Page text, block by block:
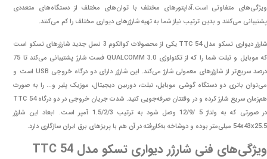
ویژگی‌های متفاوتی است.آداپتورهای مختلف با توان‌های مختلف از دستگاه‌های متعددی
پشتیبانی می‌کنند و بدین ترتیب نیاز شما به تهیه شارژرهای دیواری مختلف را کم می‌کنند.
شارژر دیواری تسکو مدل TTC 54
یکی از محصولات کوالکوم 3 نسل جدید شارژرهای تسکو است
که موبایل و تبلت شما را که از تکنولوژی QUALCOMM 3.0 فست شارژ پشتیبانی می‌کند تا 75
درصد سریع‌تر از شارژرهای معمولی شارژ می‌کند. این شارژر دارای دو درگاه خروجی USB است و
می‌توان باتری دو دستگاه گوشی موبایل، تبلت، دوربین دیجیتال، موزیک ‌پلیر و… را به صورت
هم‌زمان سریع شارژ کرده و در وقتتان صرفه‌جویی کنید. شدت جریان خروجی در دو درگاه TTC 54
در صورتی که به ولتاژ 5 /12/9 وصل شود به ترتیب 1.5/2/3 آمپر است. ابعاد این شارژر
54x43x25.5 میلی‌متر بوده و دوشاخه‌ به‌کاررفته در آن هم با پریزهای برق ایران سازگاری دارد.
ویژگی‌های فنی شارژر دیواری تسکو مدل TTC 54